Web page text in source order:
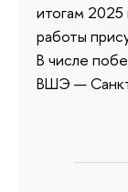
итогам 2025
работы
В числе
ВШЭ —